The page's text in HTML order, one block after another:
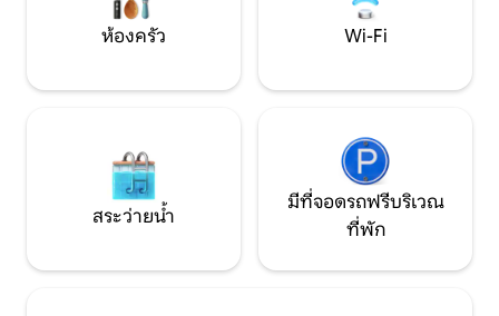
ห้องครัว Wi-Fi
สระว่ายน้ำ
มีที่จอดรถฟรีบริเวณ
ที่พัก